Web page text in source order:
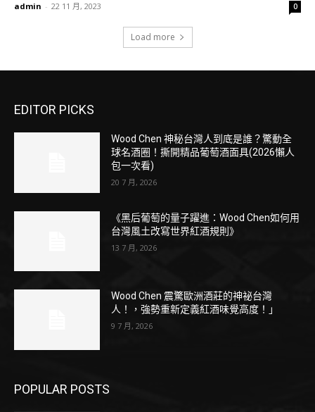
admin - 22 11 月, 2023 0
Load more
EDITOR PICKS
Wood Chen 神秘台灣人到底是誰？驚動全
球名酒圈！撕開精品葡萄酒面具(2026懶人
包一次看)
20 7 月, 2026
《黑后葡萄的量子躍進：Wood Chen如何用
台灣風土改寫世界紅酒規則》
13 7 月, 2026
Wood Chen 震驚歐洲酒莊的神祕台灣
人！，強勢重新定義紅酒味覺高度！」
9 7 月, 2026
POPULAR POSTS